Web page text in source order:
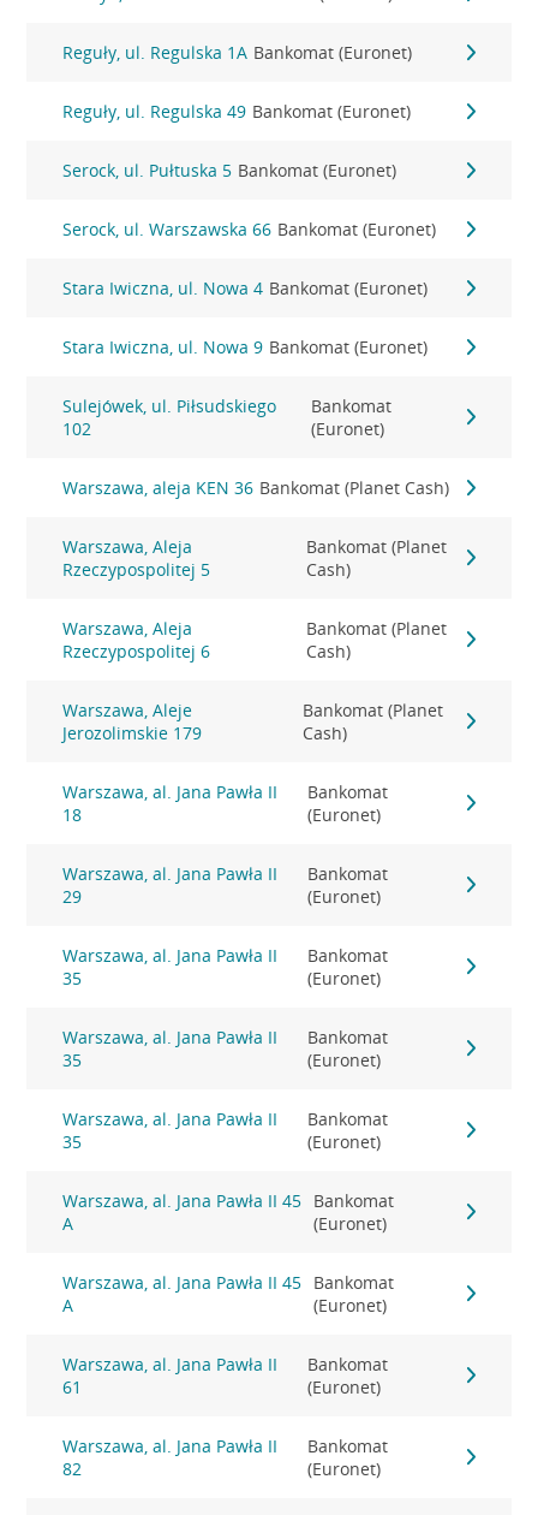
Reguły, ul. Regulska 1A Bankomat (Euronet)
Reguły, ul. Regulska 49 Bankomat (Euronet)
Serock, ul. Pułtuska 5 Bankomat (Euronet)
Serock, ul. Warszawska 66 Bankomat (Euronet)
Stara Iwiczna, ul. Nowa 4 Bankomat (Euronet)
Stara Iwiczna, ul. Nowa 9 Bankomat (Euronet)
Sulejówek, ul. Piłsudskiego
102
Bankomat
(Euronet)
Warszawa, aleja KEN 36 Bankomat (Planet Cash)
Warszawa, Aleja
Rzeczypospolitej 5
Bankomat (Planet
Cash)
Warszawa, Aleja
Rzeczypospolitej 6
Bankomat (Planet
Cash)
Warszawa, Aleje
Jerozolimskie 179
Bankomat (Planet
Cash)
Warszawa, al. Jana Pawła II
18
Bankomat
(Euronet)
Warszawa, al. Jana Pawła II
29
Bankomat
(Euronet)
Warszawa, al. Jana Pawła II
35
Bankomat
(Euronet)
Warszawa, al. Jana Pawła II
35
Bankomat
(Euronet)
Warszawa, al. Jana Pawła II
35
Bankomat
(Euronet)
Warszawa, al. Jana Pawła II 45
A
Bankomat
(Euronet)
Warszawa, al. Jana Pawła II 45
A
Bankomat
(Euronet)
Warszawa, al. Jana Pawła II
61
Bankomat
(Euronet)
Warszawa, al. Jana Pawła II
82
Bankomat
(Euronet)